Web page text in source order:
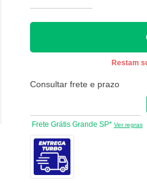
Restam
Consultar frete e prazo
Frete Grátis Grande SP* Ver regras